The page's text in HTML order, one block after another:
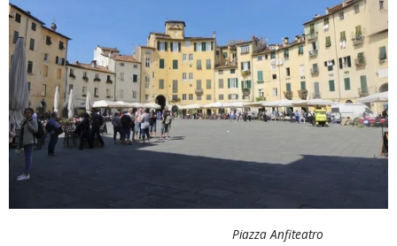
Piazza Anfiteatro